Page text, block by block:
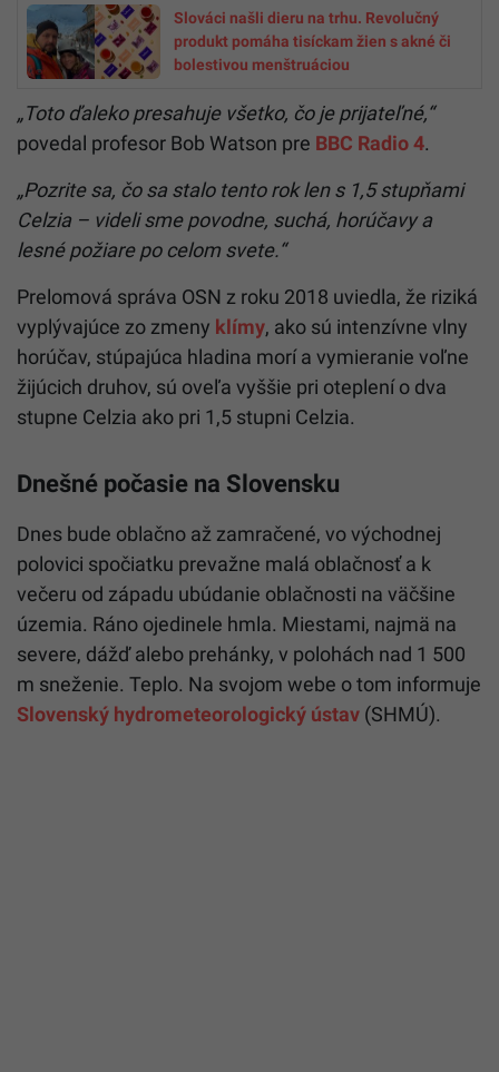
Slováci našli dieru na trhu. Revolučný
produkt pomáha tisíckam žien s akné či
bolestivou menštruáciou
„Toto ďaleko presahuje všetko, čo je prijateľné,“
povedal profesor Bob Watson pre BBC Radio 4.
„Pozrite sa, čo sa stalo tento rok len s 1,5 stupňami
Celzia – videli sme povodne, suchá, horúčavy a
lesné požiare po celom svete.“
Prelomová správa OSN z roku 2018 uviedla, že riziká
vyplývajúce zo zmeny klímy, ako sú intenzívne vlny
horúčav, stúpajúca hladina morí a vymieranie voľne
žijúcich druhov, sú oveľa vyššie pri oteplení o dva
stupne Celzia ako pri 1,5 stupni Celzia.
Dnešné počasie na Slovensku
Dnes bude oblačno až zamračené, vo východnej
polovici spočiatku prevažne malá oblačnosť a k
večeru od západu ubúdanie oblačnosti na väčšine
územia. Ráno ojedinele hmla. Miestami, najmä na
severe, dážď alebo prehánky, v polohách nad 1 500
m sneženie. Teplo. Na svojom webe o tom informuje
Slovenský hydrometeorologický ústav (SHMÚ).